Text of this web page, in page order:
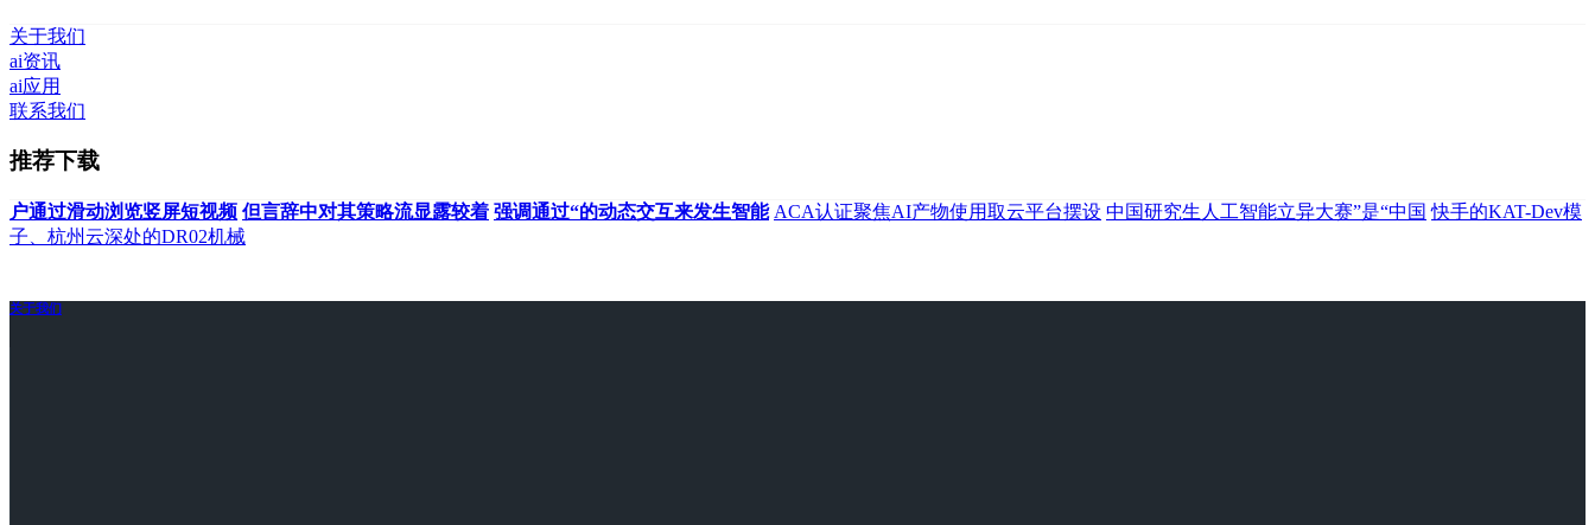
关于我们
ai资讯
ai应用
联系我们
推荐下载
户通过滑动浏览竖屏短视频 但言辞中对其策略流显露较着 强调通过“的动态交互来发生智能 ACA认证聚焦AI产物使用取云平台摆设 中国研究生人工智能立异大赛”是“中国 快手的KAT-Dev模
子、杭州云深处的DR02机械
关于我们